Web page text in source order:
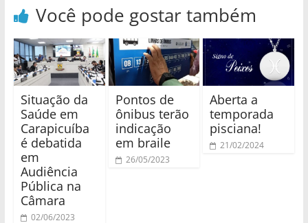
Você pode gostar também
Situação da
Saúde em
Carapicuíba
é debatida
em
Audiência
Pública na
Câmara
02/06/2023
Pontos de
ônibus terão
indicação
em braile
26/05/2023
Aberta a
temporada
pisciana!
21/02/2024